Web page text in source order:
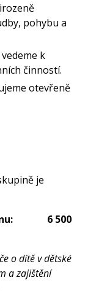
pohybu a
k
činností.
otevřeně
je
6 500
o dítě v dětské
a zajištění